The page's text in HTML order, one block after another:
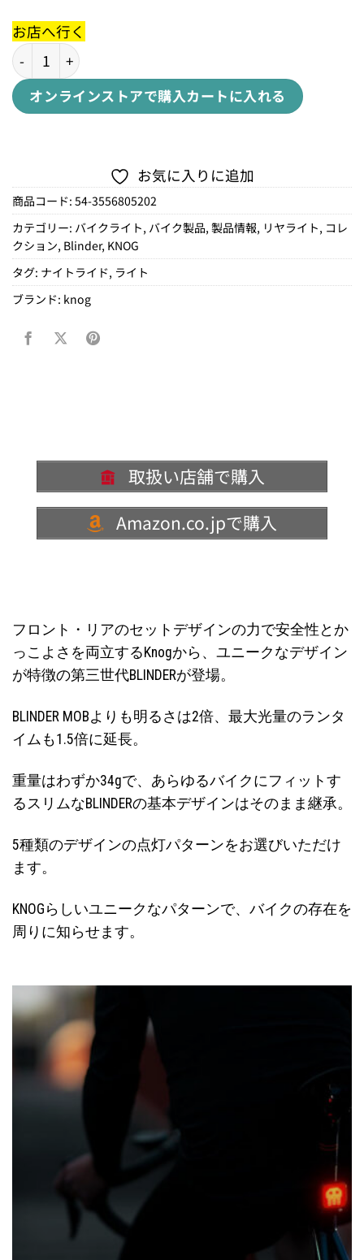
お店へ行く
BLINDER PEACE REARブラインダー ピース リア個
オンラインストアで購入カートに入れる
お気に入りに追加
商品コード: 54-3556805202
カテゴリー: バイクライト, バイク製品, 製品情報, リヤライト, コレ
クション, Blinder, KNOG
タグ: ナイトライド, ライト
ブランド: knog
取扱い店舗で購入
Amazon.co.jpで購入
フロント・リアのセットデザインの力で安全性とか
っこよさを両立するKnogから、ユニークなデザイン
が特徴の第三世代BLINDERが登場。
BLINDER MOBよりも明るさは2倍、最大光量のランタ
イムも1.5倍に延長。
重量はわずか34gで、あらゆるバイクにフィットす
るスリムなBLINDERの基本デザインはそのまま継承。
5種類のデザインの点灯パターンをお選びいただけ
ます。
KNOGらしいユニークなパターンで、バイクの存在を
周りに知らせます。